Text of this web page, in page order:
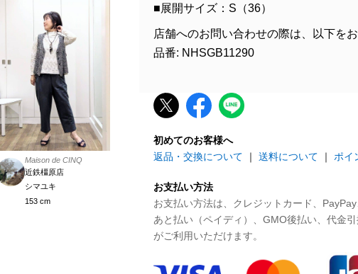
Maison de CINQ
近鉄橿原店
シマユキ
153 cm
■展開サイズ：S（36）
店舗へのお問い合わせの際は、以下をお
品番: NHSGB11290
初めてのお客様へ
返品・交換について ｜ 送料について ｜ ポイ
お支払い方法
お支払い方法は、クレジットカード、PayPay
あと払い（ペイディ）、GMO後払い、代金引
がご利用いただけます。